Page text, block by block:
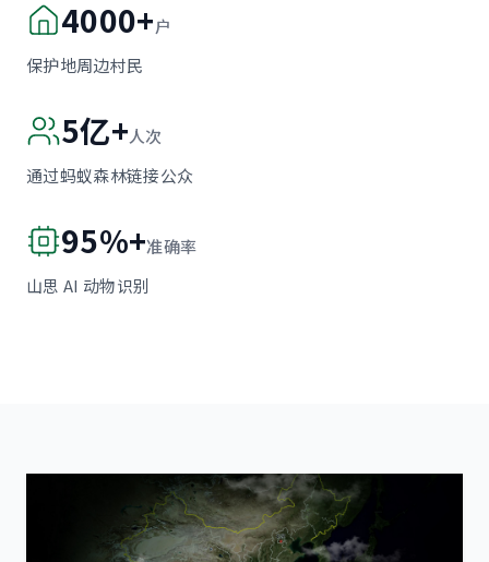
4000+户
保护地周边村民
5亿+人次
通过蚂蚁森林链接公众
95%+准确率
山思 AI 动物识别